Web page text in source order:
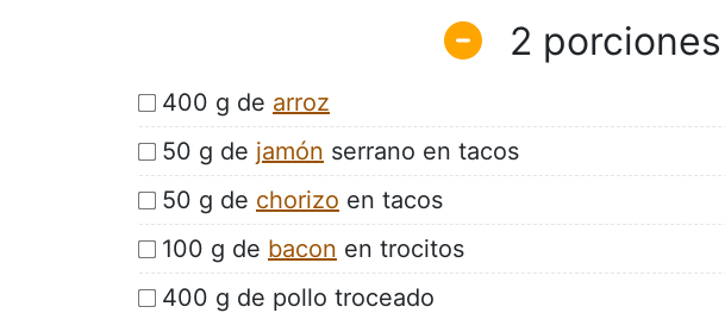
2
400 g de arroz
50 g de jamón serrano en tacos
50 g de chorizo en tacos
100 g de bacon en trocitos
400 g de pollo troceado